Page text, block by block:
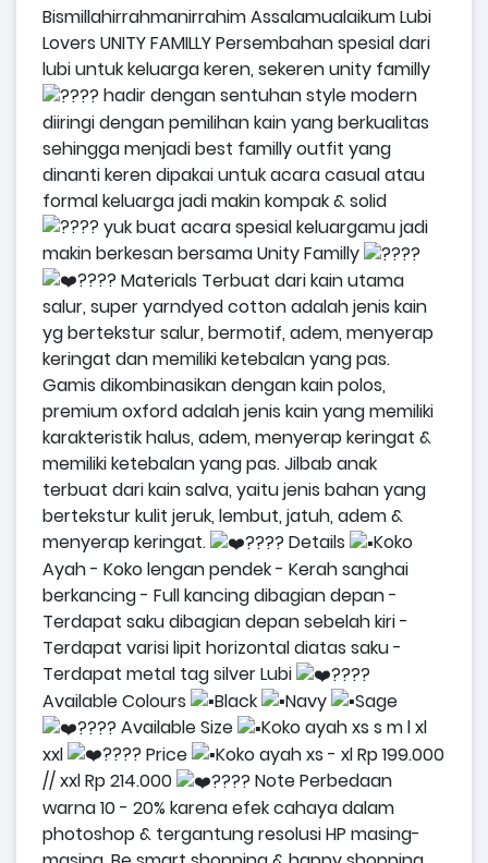
BismillahirrahmanirrahimAssalamualaikum Lubi
Lovers UNITY FAMILLYPersembahan spesial dari
lubi untuk keluarga keren, sekeren unity familly
hadir dengan sentuhan style modern
diiringi dengan pemilihan kain yang berkualitas
sehingga menjadi best familly outfit yang
dinantikeren dipakai untuk acara casual atau
formalkeluarga jadi makin kompak & solid
yuk buat acara spesial keluargamu jadi
makin berkesan bersama Unity Familly
Materials Terbuat dari kain utama
salur, super yarndyed cotton adalah jenis kain
yg bertekstur salur, bermotif, adem, menyerap
keringat dan memiliki ketebalan yang pas.
Gamis dikombinasikan dengan kain polos,
premium oxford adalah jenis kain yang memiliki
karakteristik halus, adem, menyerap keringat &
memiliki ketebalan yang pas.Jilbab anak
terbuat dari kain salva, yaitu jenis bahan yang
bertekstur kulit jeruk, lembut, jatuh, adem &
menyerap keringat.
Details
Koko
Ayah- Koko lengan pendek- Kerah sanghai
berkancing- Full kancing dibagian depan-
Terdapat saku dibagian depan sebelah kiri-
Terdapat varisi lipit horizontal diatas saku-
Terdapat metal tag silver Lubi
Available Colours
Black Navy
Sage
Available Size
Koko ayah xs s m l xl
xxl
Price
Koko ayah xs - xl Rp 199.000
// xxl Rp 214.000
NotePerbedaan
warna 10 - 20% karena efek cahaya dalam
photoshop & tergantung resolusi HP masing-